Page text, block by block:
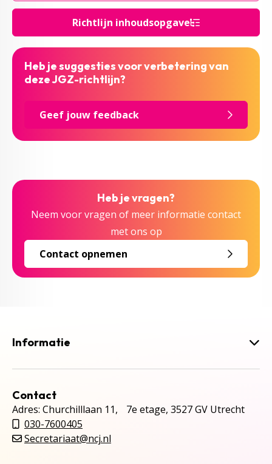
Richtlijn inhoudsopgave
Heb je suggesties voor verbetering van
deze JGZ-richtlijn?
Geef jouw feedback
Heb je vragen?
Neem voor vragen of meer informatie contact
met ons op
Contact opnemen
Informatie
Contact
Adres: Churchilllaan 11, 7e etage, 3527 GV Utrecht
030-7600405
Secretariaat@ncj.nl